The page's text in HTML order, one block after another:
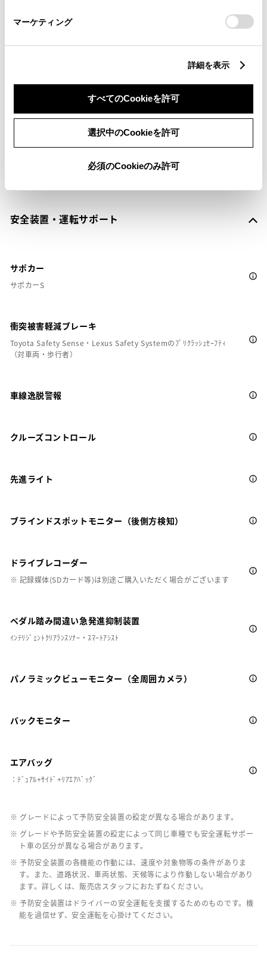
マーケティング
詳細を表示
すべてのCookieを許可
選択中のCookieを許可
必須のCookieのみ許可
キーレス
リモコンスターター
※ セットアップ費用は別途申し受けます
安全装置・運転サポート
サポカー
サポカーS
衝突被害軽減ブレーキ
Toyota Safety Sense・Lexus Safety Systemのﾌﾟﾘｸﾗｯｼｭｾｰﾌﾃｨ
（対車両・歩行者）
車線逸脱警報
クルーズコントロール
先進ライト
ブラインドスポットモニター（後側方検知）
ドライブレコーダー
※ 記録媒体(SDカード等)は別途ご購入いただく場合がございます
ペダル踏み間違い急発進抑制装置
ｲﾝﾃﾘｼﾞｪﾝﾄｸﾘｱﾗﾝｽｿﾅｰ・ｽﾏｰﾄｱｼｽﾄ
パノラミックビューモニター（全周囲カメラ）
バックモニター
エアバッグ
：ﾃﾞｭｱﾙ+ｻｲﾄﾞ+ﾘｱｴｱﾊﾞｯｸﾞ
※ グレードによって予防安全装置の設定が異なる場合があります。
※ グレードや予防安全装置の設定によって同じ車種でも安全運転サポー
ト車の区分が異なる場合があります。
※ 予防安全装置の各機能の作動には、速度や対象物等の条件がありま
す。また、道路状況、車両状態、天候等により作動しない場合があり
ます。詳しくは、販売店スタッフにおたずねください。
※ 予防安全装置はドライバーの安全運転を支援するためのものです。機
能を過信せず、安全運転を心掛けてください。